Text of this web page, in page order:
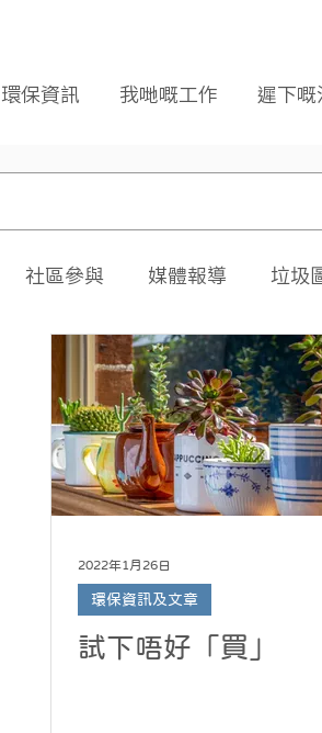
環保資訊 我哋嘅工作 遲下嘅
社區參與 媒體報導 垃圾
環保新聞回顧 環保資訊及
海岸清潔 企業社會責任 拾起
2022年1月26日
環保資訊及文章
試下唔好「買」